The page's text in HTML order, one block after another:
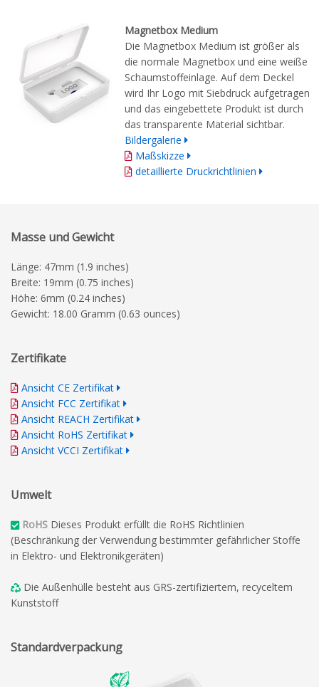
Magnetbox Medium
Die Magnetbox Medium ist größer als
die normale Magnetbox und eine weiße
Schaumstoffeinlage. Auf dem Deckel
wird Ihr Logo mit Siebdruck aufgetragen
und das eingebettete Produkt ist durch
das transparente Material sichtbar.
Bildergalerie
Maßskizze
detaillierte Druckrichtlinien
Masse und Gewicht
Länge: 47mm (1.9 inches)
Breite: 19mm (0.75 inches)
Höhe: 6mm (0.24 inches)
Gewicht: 18.00 Gramm (0.63 ounces)
Zertifikate
Ansicht CE Zertifikat
Ansicht FCC Zertifikat
Ansicht REACH Zertifikat
Ansicht RoHS Zertifikat
Ansicht VCCI Zertifikat
Umwelt
RoHS Dieses Produkt erfüllt die RoHS Richtlinien
(Beschränkung der Verwendung bestimmter gefährlicher Stoffe
in Elektro- und Elektronikgeräten)
Die Außenhülle besteht aus GRS-zertifiziertem, recyceltem
Kunststoff
Standardverpackung